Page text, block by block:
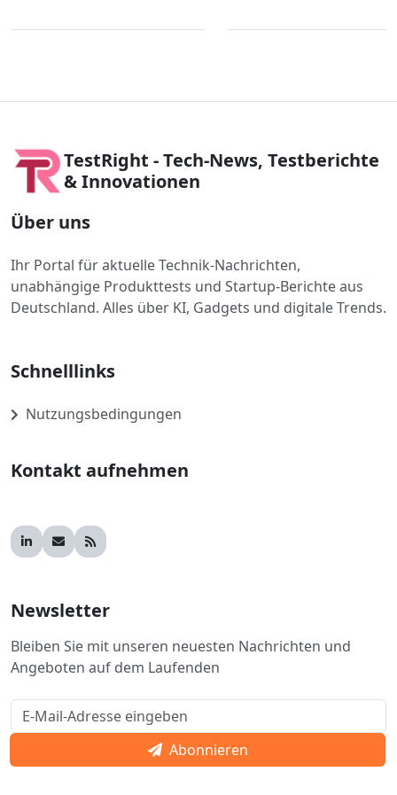
TestRight - Tech-News, Testberichte
& Innovationen
Über uns
Ihr Portal für aktuelle Technik-Nachrichten,
unabhängige Produkttests und Startup-Berichte aus
Deutschland. Alles über KI, Gadgets und digitale Trends.
Schnelllinks
Nutzungsbedingungen
Kontakt aufnehmen
Newsletter
Bleiben Sie mit unseren neuesten Nachrichten und
Angeboten auf dem Laufenden
Abonnieren